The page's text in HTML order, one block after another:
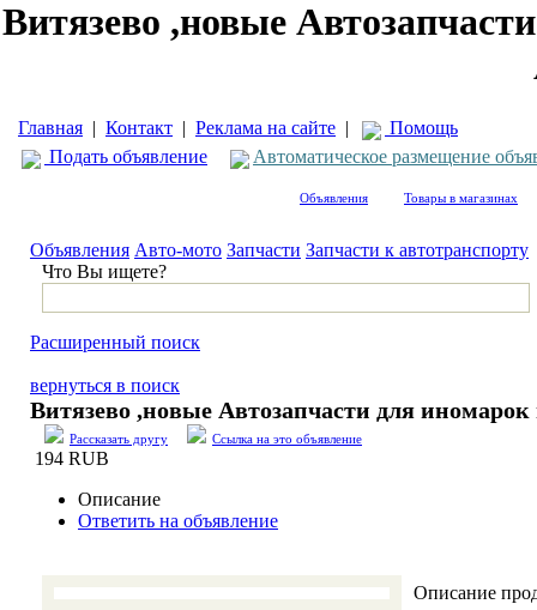
Витязево ,новые
Главная | Контакт | Реклама на сайте |
Помощь
Подать объявление
Автоматическое размещение
Объявления Товары в магазинах
Объявления Авто-мото Запчасти Запчасти к автотранспорту
Что Вы ищете?
Расширенный поиск
вернуться в поиск
Витязево ,новые Автозапчасти для иномарок
Рассказать другу Ссылка на это объявление
194 RUB
Описание
Ответить на объявление
Описание